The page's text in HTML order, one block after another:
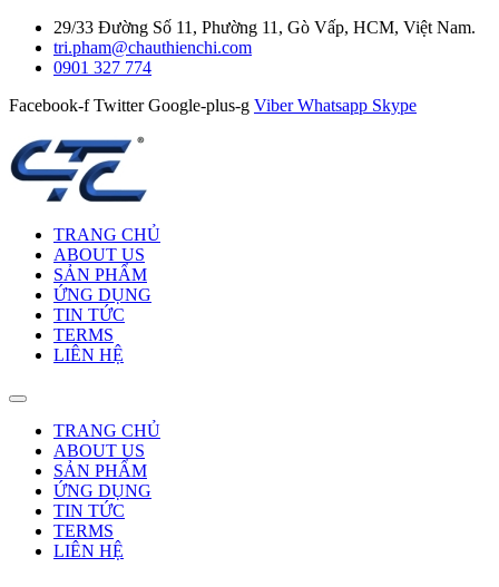
29/33 Đường Số 11, Phường 11, Gò Vấp, HCM, Việt Nam.
tri.pham@chauthienchi.com
0901 327 774
Facebook-f Twitter Google-plus-g Viber Whatsapp Skype
TRANG CHỦ
ABOUT US
SẢN PHẨM
ỨNG DỤNG
TIN TỨC
TERMS
LIÊN HỆ
TRANG CHỦ
ABOUT US
SẢN PHẨM
ỨNG DỤNG
TIN TỨC
TERMS
LIÊN HỆ